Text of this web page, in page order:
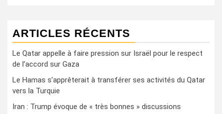
ARTICLES RÉCENTS
Le Qatar appelle à faire pression sur Israël pour le respect
de l’accord sur Gaza
Le Hamas s’apprêterait à transférer ses activités du Qatar
vers la Turquie
Iran : Trump évoque de « très bonnes » discussions